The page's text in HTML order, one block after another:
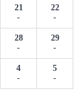
21
-
22
-
28
-
29
-
4
-
5
-